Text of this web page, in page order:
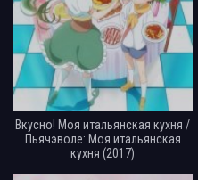
Вкусно! Моя итальянская кухня /
Пьячэволе: Моя итальянская
кухня (2017)